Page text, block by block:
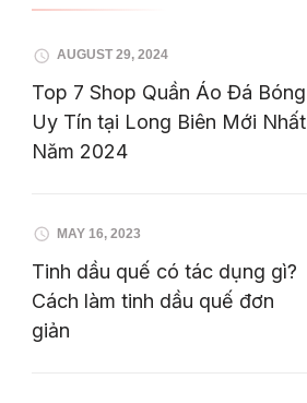
AUGUST 29, 2024
Top 7 Shop Quần Áo Đá Bóng
Uy Tín tại Long Biên Mới Nhất
Năm 2024
MAY 16, 2023
Tinh dầu quế có tác dụng gì?
Cách làm tinh dầu quế đơn
giản